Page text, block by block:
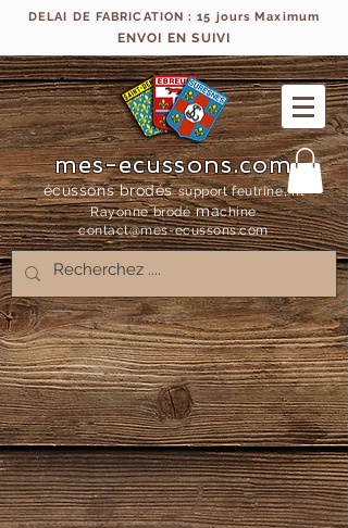
DELAI DE FABRICATION : 15 jours Maximum
ENVOI EN SUIVI
mes-ecussons.com
écussons brodés support feutrine, fil
Rayonne brodémachine
contact@mes-ecussons.com